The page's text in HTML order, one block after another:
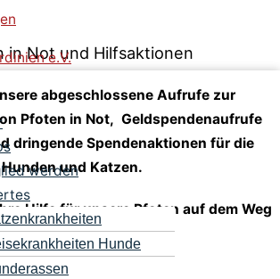
e.V.
werden
Hunde
in Not und Hilfsaktionen
abgeschlossene Aufrufe zur
Pfoten in Not, Geldspendenaufrufe
dringende Spendenaktionen für die
und Katzen.
Hilfe für unsere Pfoten auf dem Weg